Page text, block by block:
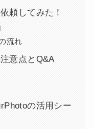
頼してみた！
流れ
意点とQ&A
の活用シー